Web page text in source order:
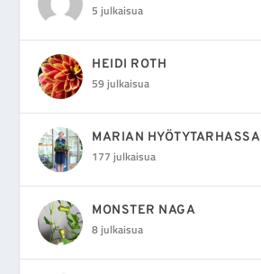
5 julkaisua
HEIDI ROTH
59 julkaisua
MARIAN HYÖTYTARHASSA
177 julkaisua
MONSTER NAGA
8 julkaisua